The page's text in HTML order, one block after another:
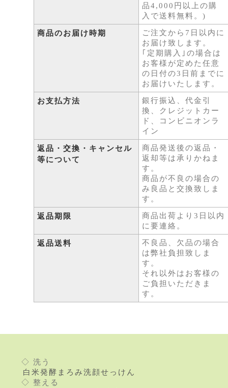
品4,000円以上の購
入で送料無料。)
商品のお届け時期
ご注文から7日以内に
お届け致します。
｢定期購入｣の場合は
お客様が定めた任意
の日付の3日前までに
お届けいたします。
お支払方法
銀行振込、代金引
換、クレジットカー
ド、コンビニオンラ
イン
返品・交換・キャンセル
等について
商品発送後の返品・
返却等は承りかねま
す。
商品が不良の場合の
み良品と交換致しま
す。
返品期限
商品出荷より3日以内
に要連絡。
返品送料
不良品、欠品の場合
は弊社負担致しま
す。
それ以外はお客様の
ご負担いただきま
す。
◇ 洗う
白米発酵まろみ洗顔せっけん
◇ 整える